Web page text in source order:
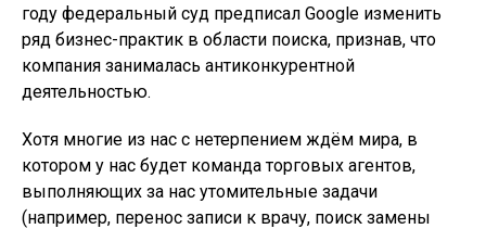
году федеральный суд предписал Google изменить
ряд бизнес-практик в области поиска, признав, что
компания занималась антиконкурентной
деятельностью.
Хотя многие из нас с нетерпением ждём мира, в
котором у нас будет команда торговых агентов,
выполняющих за нас утомительные задачи
(например, перенос записи к врачу, поиск замены